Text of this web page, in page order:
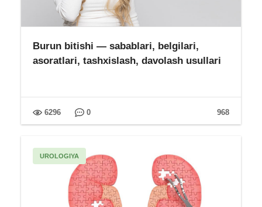
Burun bitishi — sabablari, belgilari,
asoratlari, tashxislash, davolash usullari
968
6296 0
UROLOGIYA